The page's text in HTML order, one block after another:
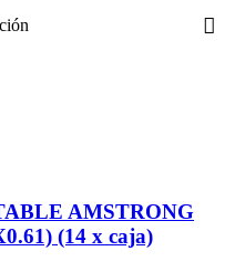
AMSTRONG
(14 x caja)